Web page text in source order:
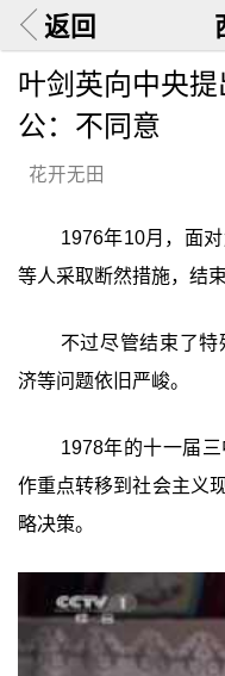
返回
叶剑英向中央
公：不同意
花开无田
1976年10月，面
等人采取断然措施，结
不过尽管结束了
济等问题依旧严峻。
1978年的十一届
作重点转移到社会主义
略决策。